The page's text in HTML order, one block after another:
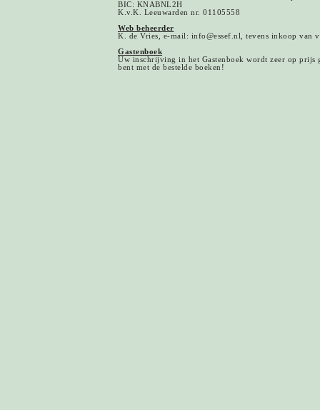
BIC: KNABNL2H
K.v.K. Leeuwarden nr. 01105558
Web beheerder
K. de Vries, e-mail: info@essef.nl, tevens inkoop van
Gastenboek
Uw inschrijving in het Gastenboek wordt zeer op prijs
bent met de bestelde boeken!